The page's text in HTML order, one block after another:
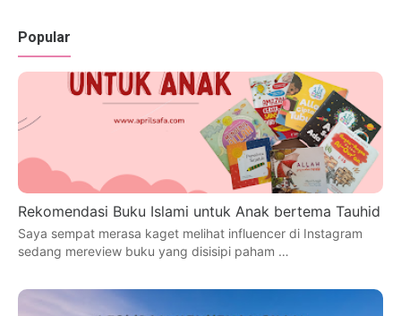
Popular
Rekomendasi Buku Islami untuk Anak bertema Tauhid
Saya sempat merasa kaget melihat influencer di Instagram
sedang mereview buku yang disisipi paham …